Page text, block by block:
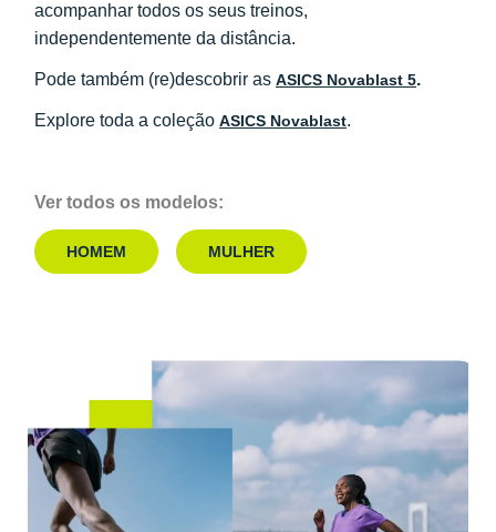
acompanhar todos os seus treinos,
independentemente da distância.
Pode também (re)descobrir as ASICS Novablast 5.
Explore toda a coleção ASICS Novablast.
Ver todos os modelos:
HOMEM MULHER